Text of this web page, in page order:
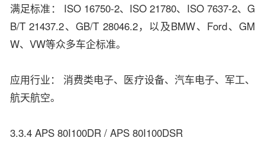
满足标准： ISO 16750-2、ISO 21780、ISO 7637-2、G
B/T 21437.2、GB/T 28046.2，以及BMW、Ford、GM
W、VW等众多车企标准。
应用行业： 消费类电子、医疗设备、汽车电子、军工、
航天航空。
3.3.4 APS 80I100DR / APS 80I100DSR